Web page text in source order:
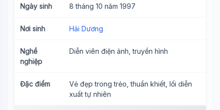
Ngày sinh 8 tháng 10 năm 1997
Nơi sinh Hải Dương
Nghề
nghiệp
Diễn viên điện ảnh, truyền hình
Đặc điểm
Vẻ đẹp trong trẻo, thuần khiết, lối diễn
xuất tự nhiên